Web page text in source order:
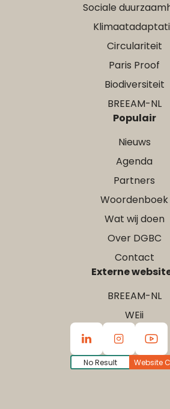
Sociale
Circulariteit
Paris Proof
Biodiversiteit
BREEAM-NL
Populair
Nieuws
Agenda
Partners
Woordenboek
Wat wij doen
Over DGBC
Contact
Externe
BREEAM-NL
WEii
No Result Website